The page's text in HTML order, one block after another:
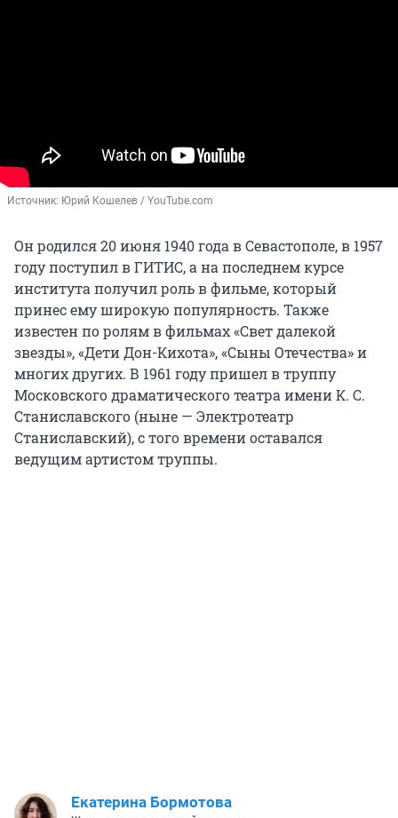
Источник: Юрий Кошелев / YouTube.com
Он родился 20 июня 1940 года в Севастополе, в 1957
году поступил в ГИТИС, а на последнем курсе
института получил роль в фильме, который
принес ему широкую популярность. Также
известен по ролям в фильмах «Свет далекой
звезды», «Дети Дон-Кихота», «Сыны Отечества» и
многих других. В 1961 году пришел в труппу
Московского драматического театра имени К. С.
Станиславского (ныне — Электротеатр
Станиславский), с того времени оставался
ведущим артистом труппы.
Екатерина Бормотова